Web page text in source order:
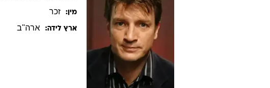
מין: זכר
ארץ לידה: ארה"ב